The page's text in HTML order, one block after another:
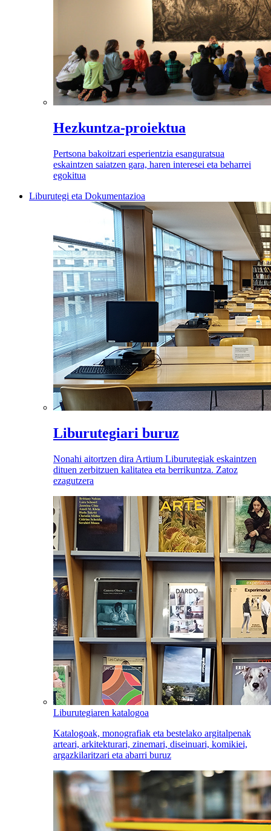
Hezkuntza-proiektua
Pertsona bakoitzari esperientzia esanguratsua
eskaintzen saiatzen gara, haren interesei eta beharrei
egokitua
Liburutegi eta Dokumentazioa
Liburutegiari buruz
Nonahi aitortzen dira Artium Liburutegiak eskaintzen
dituen zerbitzuen kalitatea eta berrikuntza. Zatoz
ezagutzera
Liburutegiaren katalogoa
Katalogoak, monografiak eta bestelako argitalpenak
arteari, arkitekturari, zinemari, diseinuari, komikiei,
argazkilaritzari eta abarri buruz